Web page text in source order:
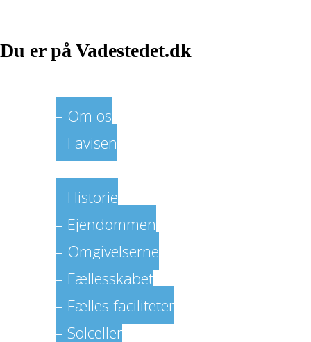
Du er på Vadestedet.dk
– Om os
– I avisen
– Historie
– Ejendommen
– Omgivelserne
– Fællesskabet
– Fælles faciliteter
– Solceller